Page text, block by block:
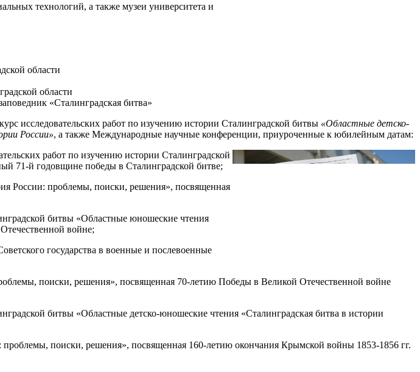
технологий, а также музеи университета и
области
области
«Сталинградская битва»
исследовательских работ по изучению истории Сталинградской битвы «Областные детско-
России», а также Международные научные конференции, приуроченные к юбилейным датам:
работ по изучению истории Сталинградской
71-й годовщине победы в Сталинградской битве;
России: проблемы, поиски, решения», посвященная
битвы «Областные юношеские чтения
войне;
государства в военные и послевоенные
поиски, решения», посвященная 70-летию Победы в Великой Отечественной войне
битвы «Областные детско-юношеские чтения «Сталинградская битва в истории
поиски, решения», посвященная 160-летию окончания Крымской войны 1853-1856 гг.